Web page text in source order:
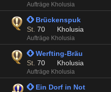
Aufträge Kholusia
 Brückenspuk
St. 70 Kholusia
Aufträge Kholusia
 Werfting-Bräu
St. 70 Kholusia
Aufträge Kholusia
 Ein Dorf in Not